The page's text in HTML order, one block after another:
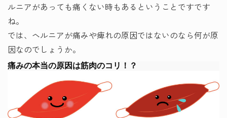
ルニアがあっても痛くない時もあるということですです
ね。
では、ヘルニアが痛みや痺れの原因ではないのなら何が原
因なのでしょうか。
痛みの本当の原因は筋肉のコリ！？